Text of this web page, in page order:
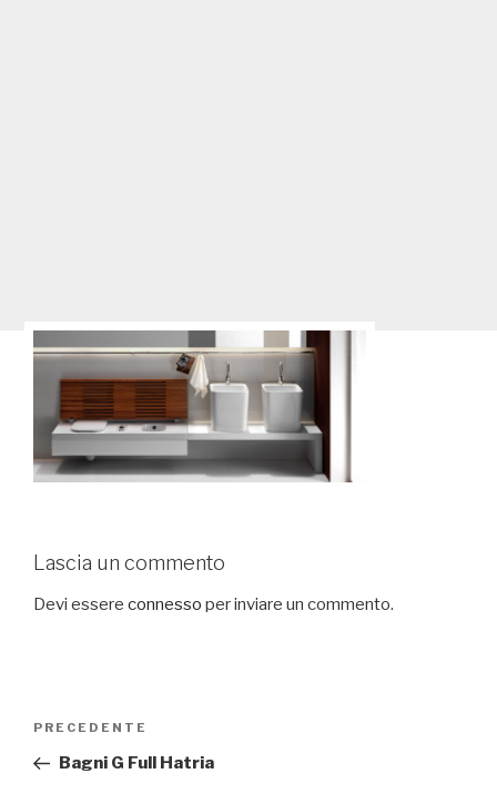
Lascia un commento
Devi essere connesso per inviare un commento.
Navigazione
Articolo
precedente:
PRECEDENTE
Bagni G Full Hatria